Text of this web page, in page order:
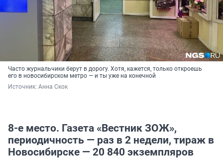
Часто журнальчики берут в дорогу. Хотя, кажется, только откроешь
его в новосибирском метро — и ты уже на конечной
Источник: Анна Скок
8-е место. Газета «Вестник ЗОЖ»,
периодичность — раз в 2 недели, тираж в
Новосибирске — 20 840 экземпляров